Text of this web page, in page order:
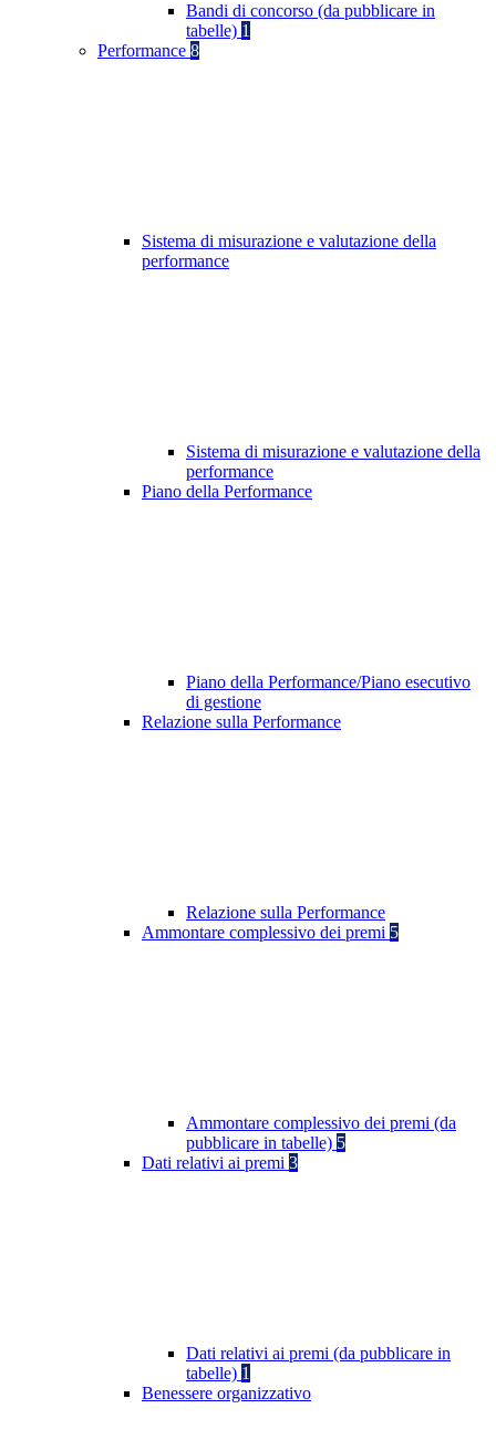
Bandi di concorso (da pubblicare in
tabelle) 1
Performance 8
Sistema di misurazione e valutazione della
performance
Sistema di misurazione e valutazione della
performance
Piano della Performance
Piano della Performance/Piano esecutivo
di gestione
Relazione sulla Performance
Relazione sulla Performance
Ammontare complessivo dei premi 5
Ammontare complessivo dei premi (da
pubblicare in tabelle) 5
Dati relativi ai premi 3
Dati relativi ai premi (da pubblicare in
tabelle) 1
Benessere organizzativo